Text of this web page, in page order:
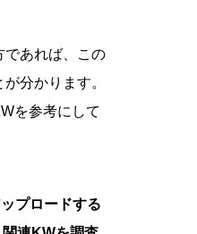
あれば、この
分かります。
を参考にして
プロードする